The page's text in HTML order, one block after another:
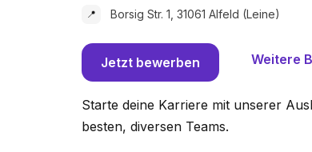
📍 Borsig Str. 1, 31061 Alfeld (Leine)
Jetzt bewerben Weitere
Starte deine Karriere mit unserer
besten, diversen Teams.